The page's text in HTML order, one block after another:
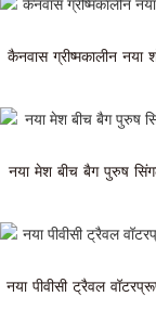
कैनवास ग्रीष्मकालीन नया
नया मेश बीच बैग पुरुष
नया पीवीसी ट्रैवल